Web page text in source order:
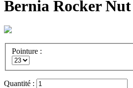
Bernia Rocker Nut
Pointure :
Quantité :